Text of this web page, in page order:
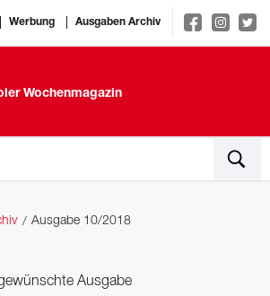
Werbung Ausgaben Archiv
Wochenmagazin
Ausgabe 10/2018
Ausgabe